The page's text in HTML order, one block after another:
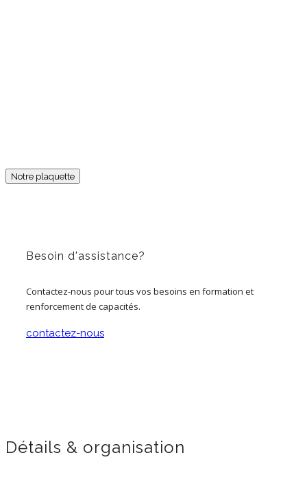
Notre plaquette
Besoin d'assistance?
Contactez-nous pour tous vos besoins en formation et
renforcement de capacités.
contactez-nous
Détails & organisation